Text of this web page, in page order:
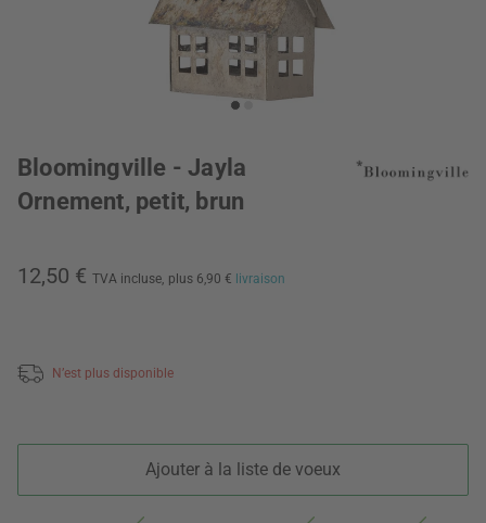
Bloomingville - Jayla
Ornement, petit, brun
12,50 € TVA incluse, plus 6,90 € livraison
N’est plus disponible
Ajouter à la liste de voeux